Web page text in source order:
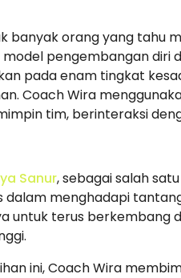
banyak orang yang tahu
model pengembangan diri
pada enam tingkat
Coach Wira
tim, berinteraksi
Sanur, sebagai salah
dalam menghadapi
untuk terus berkembang
ini, Coach Wira